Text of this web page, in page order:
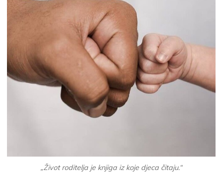
„Život roditelja je knjiga iz koje djeca čitaju.“